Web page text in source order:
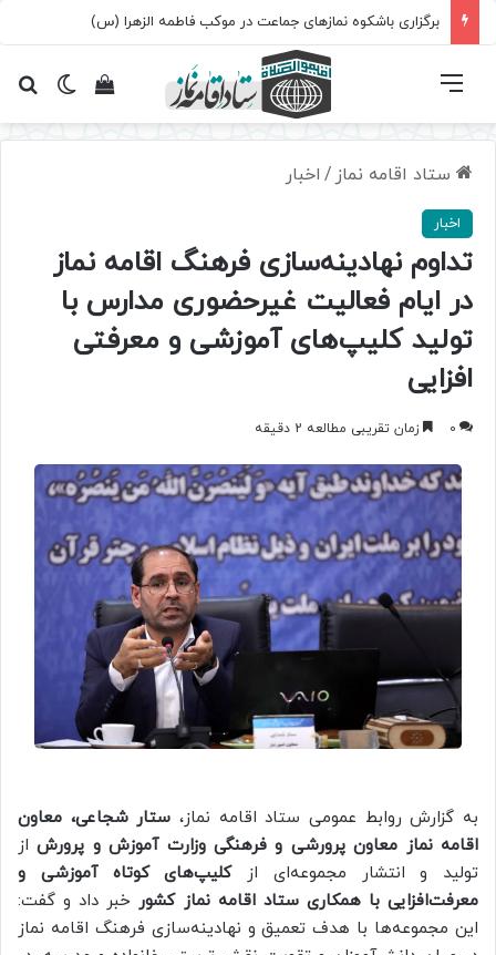
برگزاری باشکوه نمازهای جماعت در موکب فاطمه الزهرا (س)
تغییرمشاهده فهرست
ستاد اقامه نماز / اخبار
اخبار
تداوم نهادینه‌سازی فرهنگ اقامه نماز
در ایام فعالیت غیرحضوری مدارس با
تولید کلیپ‌های آموزشی و معرفتی
افزایی
0 زمان تقریبی مطالعه 2 دقیقه
به گزارش روابط عمومی ستاد اقامه نماز، ستار شجاعی، معاون
اقامه نماز معاون پرورشی و فرهنگی وزارت آموزش و پرورشاز
تولید و انتشار مجموعه‌ای ازکلیپ‌های کوتاه آموزشی و
معرفت‌افزایی با همکاری ستاد اقامه نماز کشور خبر داد و گفت:
این مجموعه‌ها با هدف تعمیق و نهادینه‌سازی فرهنگ اقامه نماز